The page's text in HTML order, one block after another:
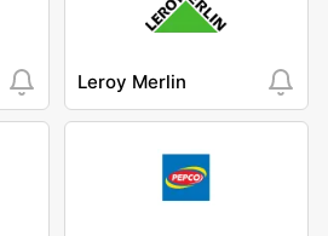
Leroy Merlin